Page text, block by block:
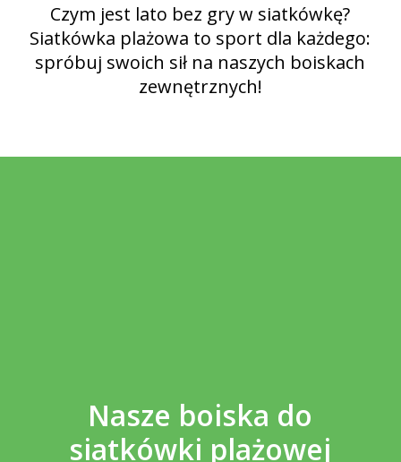
Czym jest lato bez gry w siatkówkę?
Siatkówka plażowa to sport dla każdego:
spróbuj swoich sił na naszych boiskach
zewnętrznych!
Nasze boiska do
siatkówki plażowej